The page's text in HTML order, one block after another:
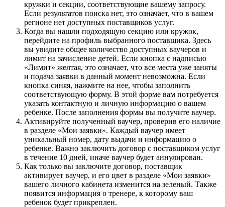
кружки и секции, соответствующие вашему запросу.
Если результатов поиска нет, это означает, что в вашем
регионе нет доступных поставщиков услуг.
Когда вы нашли подходящую секцию или кружок,
перейдите на профиль выбранного поставщика. Здесь
вы увидите общее количество доступных ваучеров и
лимит на зачисление детей. Если кнопка с надписью
«Лимит» желтая, это означает, что все места уже заняты
и подача заявки в данный момент невозможна. Если
кнопка синяя, нажмите на нее, чтобы заполнить
соответствующую форму. В этой форме вам потребуется
указать контактную и личную информацию о вашем
ребенке. После заполнения формы вы получите ваучер.
Активируйте полученный ваучер, проверив его наличие
в разделе «Мои заявки». Каждый ваучер имеет
уникальный номер, дату выдачи и информацию о
ребенке. Важно заключить договор с поставщиком услуг
в течение 10 дней, иначе ваучер будет аннулирован.
Как только вы заключите договор, поставщик
активирует ваучер, и его цвет в разделе «Мои заявки»
вашего личного кабинета изменится на зеленый. Также
появится информация о тренере, к которому ваш
ребенок будет прикреплен.